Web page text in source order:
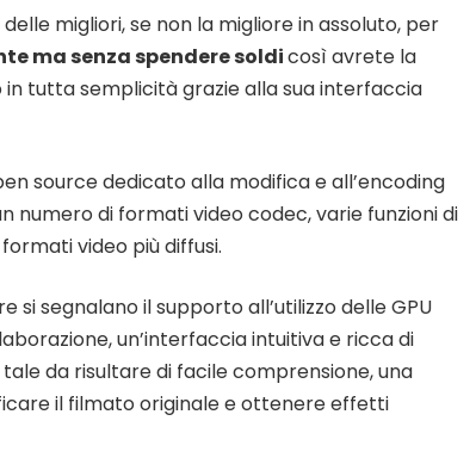
delle migliori, se non la migliore in assoluto, per
ma senza spendere soldicosì avrete la
in tutta semplicità grazie alla sua interfaccia
source dedicato alla modifica e all’encoding
numero di formati video codec, varie funzioni di
video più diffusi.
si segnalano il supporto all’utilizzo delle GPU
un’interfaccia intuitiva e ricca di
da risultare di facile comprensione, una
il filmato originale e ottenere effetti